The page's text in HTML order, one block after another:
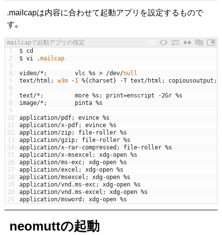
.mailcapは内容に合わせて起動アプリを設定するもので
す。
mailcapで起動アプリの指定
1
2
3
4
5
6
7
8
9
10
11
12
13
14
15
16
17
18
19
20
21
$ cd
$ vi .mailcap
video/* ; vlc %s > /dev/null
text/html ; w3m -I %{charset} -T text/html ; copiousoutput ;
text/* ; more %s ; print=enscript -2Gr %s
image/* ; pinta %s
application/pdf; evince %s
application/x-pdf; evince %s
application/zip; file- roller %s
application/gzip; file- roller %s
application/x- rar-compressed ; file- roller %s
application/x-msexcel ; xdg-open %s
application/ms -exc; xdg-open %s
application/excel ; xdg-open %s
application/msexcel ; xdg-open %s
application/vnd .ms -exc; xdg-open %s
application/vnd .ms -excel ; xdg-open %s
application/msword ; xdg-open %s
neomuttの起動